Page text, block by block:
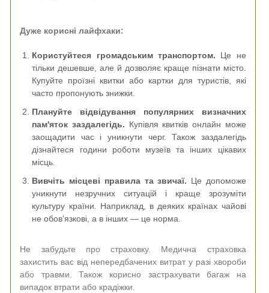
Дуже корисні лайфхаки:
Користуйтеся громадським транспортом. Це не
тільки дешевше, але й дозволяє краще пізнати місто.
Купуйте проїзні квитки або картки для туристів, які
часто пропонують знижки.
Плануйте відвідування популярних визначних
пам'яток заздалегідь. Купівля квитків онлайн може
заощадити час і уникнути черг. Також заздалегідь
дізнайтеся години роботи музеїв та інших цікавих
місць.
Вивчіть місцеві правила та звичаї. Це допоможе
уникнути незручних ситуацій і краще зрозуміти
культуру країни. Наприклад, в деяких країнах чайові
не обов'язкові, а в інших — це норма.
Не забудьте про страховку. Медична страховка
захистить вас від непередбачених витрат у разі хвороби
або травми. Також корисно застрахувати багаж на
випадок втрати або крадіжки.